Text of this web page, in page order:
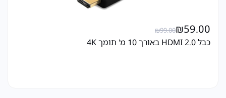
₪99.00₪59.00
כבל HDMI 2.0 באורך 10 מ' תומך 4K